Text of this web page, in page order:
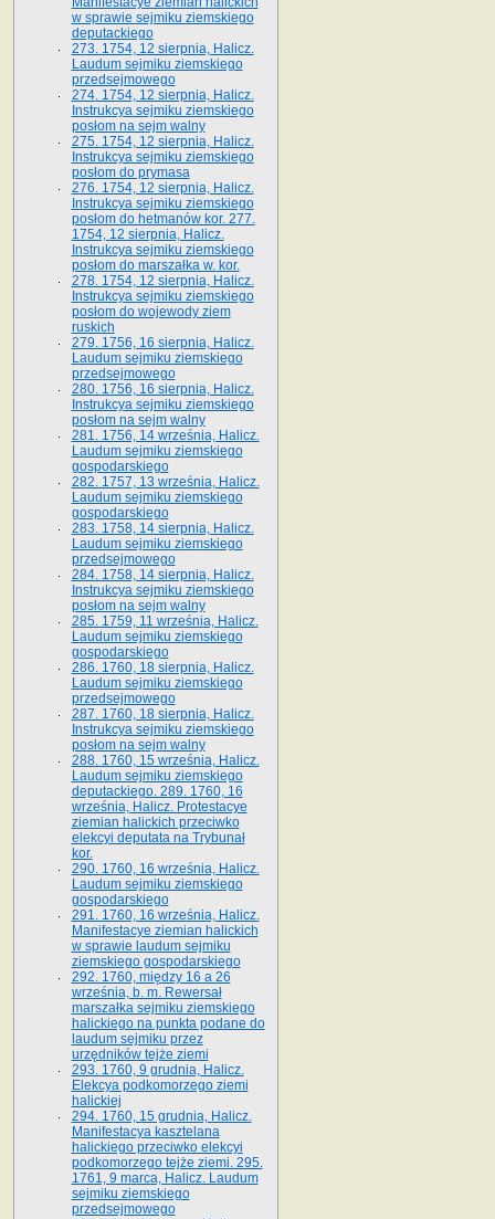
w sprawie sejmiku ziemskiego
deputackiego
273. 1754, 12 sierpnia, Halicz.
Laudum sejmiku ziemskiego
przedsejmowego
274. 1754, 12 sierpnia, Halicz.
Instrukcya sejmiku ziemskiego
posłom na sejm walny
275. 1754, 12 sierpnia, Halicz.
Instrukcya sejmiku ziemskiego
posłom do prymasa
276. 1754, 12 sierpnia, Halicz.
Instrukcya sejmiku ziemskiego
posłom do hetmanów kor. 277.
1754, 12 sierpnia, Halicz.
Instrukcya sejmiku ziemskiego
posłom do marszałka w. kor.
278. 1754, 12 sierpnia, Halicz.
Instrukcya sejmiku ziemskiego
posłom do wojewody ziem
ruskich
279. 1756, 16 sierpnia, Halicz.
Laudum sejmiku ziemskiego
przedsejmowego
280. 1756, 16 sierpnia, Halicz.
Instrukcya sejmiku ziemskiego
posłom na sejm walny
281. 1756, 14 września, Halicz.
Laudum sejmiku ziemskiego
gospodarskiego
282. 1757, 13 września, Halicz.
Laudum sejmiku ziemskiego
gospodarskiego
283. 1758, 14 sierpnia, Halicz.
Laudum sejmiku ziemskiego
przedsejmowego
284. 1758, 14 sierpnia, Halicz.
Instrukcya sejmiku ziemskiego
posłom na sejm walny
285. 1759, 11 września, Halicz.
Laudum sejmiku ziemskiego
gospodarskiego
286. 1760, 18 sierpnia, Halicz.
Laudum sejmiku ziemskiego
przedsejmowego
287. 1760, 18 sierpnia, Halicz.
Instrukcya sejmiku ziemskiego
posłom na sejm walny
288. 1760, 15 września, Halicz.
Laudum sejmiku ziemskiego
deputackiego. 289. 1760, 16
września, Halicz. Protestacye
ziemian halickich przeciwko
elekcyi deputata na Trybunał
kor.
290. 1760, 16 września, Halicz.
Laudum sejmiku ziemskiego
gospodarskiego
291. 1760, 16 września, Halicz.
Manifestacye ziemian halickich
w sprawie laudum sejmiku
ziemskiego gospodarskiego
292. 1760, między 16 a 26
września, b. m. Rewersał
marszałka sejmiku ziemskiego
halickiego na punkta podane do
laudum sejmiku przez
urzędników tejże ziemi
293. 1760, 9 grudnia, Halicz.
Elekcya podkomorzego ziemi
halickiej
294. 1760, 15 grudnia, Halicz.
Manifestacya kasztelana
halickiego przeciwko elekcyi
podkomorzego tejże ziemi. 295.
1761, 9 marca, Halicz. Laudum
sejmiku ziemskiego
przedsejmowego